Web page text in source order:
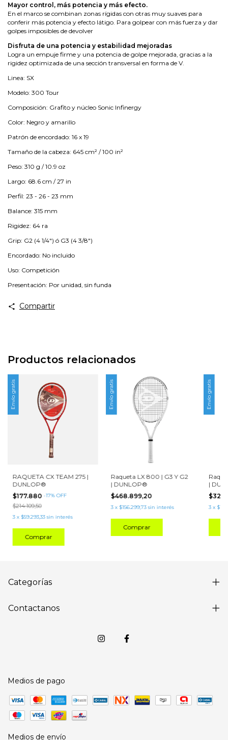
Mayor control, más potencia y más efecto.
En el marco se combinan zonas rígidas con otras muy suaves para
conferir más potencia y efecto látigo. Para golpear con más fuerza y dar
golpes imposibles de devolver
Disfruta de una potencia y estabilidad mejoradas
Logra un empuje firme y una potencia de golpe mejorada, gracias a la
rigidez optimizada de una sección transversal en forma de V.
Linea: SX
Modelo: 300 Tour
Composición: Grafito y núcleo Sonic Infinergy
Color: Negro y amarillo
Patrón de encordado: 16 x 19
Tamaño de la cabeza: 645 cm² / 100 in²
Peso: 310 g / 10.9 oz
Largo: 68.6 cm / 27 in
Perfil: 23 - 26 - 23 mm
Balance: 315 mm
Rigidez: 64 ra
Grip: G2 (4 1/4") ó G3 (4 3/8")
Encordado: No incluido
Uso: Competición
Presentación: Por unidad, sin funda
Compartir
Productos relacionados
Envío gratis
RAQUETA CX TEAM 275 |
DUNLOP®
$177.880 -17%OFF
$214.109,50
3 x $59.293,33 sin interés
Comprar
Envío gratis
Raqueta LX 800 | G3 Y G2
| DUNLOP®
$468.899,20
3 x $156.299,73 sin interés
Comprar
Envío gratis
|
3 x
Categorías
Contactanos
Medios de pago
Medios de envío